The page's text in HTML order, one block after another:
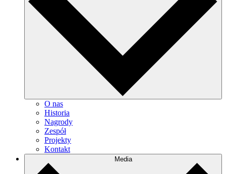
O nas
Historia
Nagrody
Zespół
Projekty
Kontakt
Media